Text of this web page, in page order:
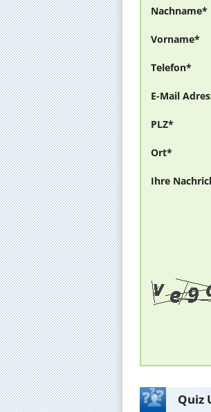
Nachname*
Vorname*
Telefon*
E-Mail
PLZ*
Ort*
Ihre
Quiz